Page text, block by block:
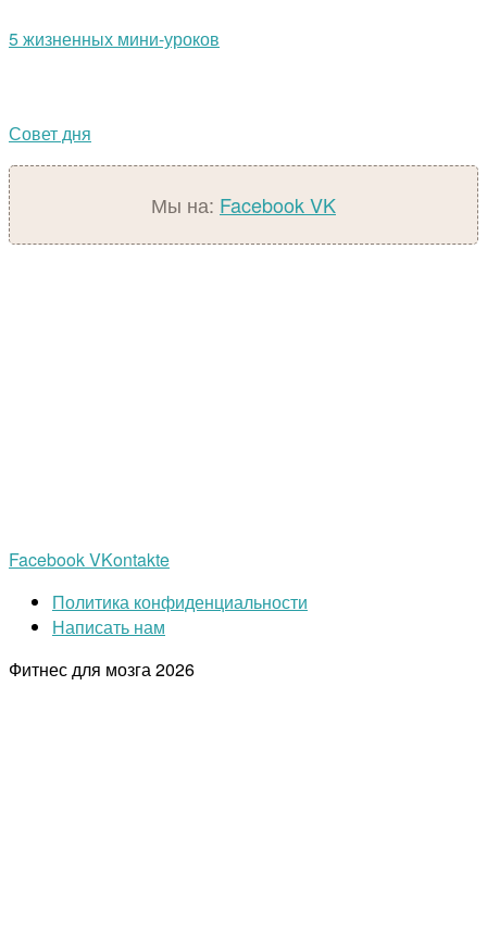
5 жизненных мини-уроков
Совет дня
Мы на: FacebookVK
FacebookVKontakte
Политика конфиденциальности
Написать нам
Фитнес для мозга2026